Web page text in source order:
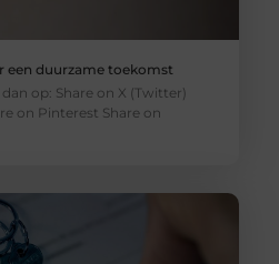
een duurzame toekomst
op: Share on X (Twitter)
on Pinterest Share on